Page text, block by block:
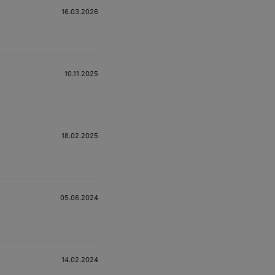
16.03.2026
10.11.2025
18.02.2025
05.06.2024
14.02.2024